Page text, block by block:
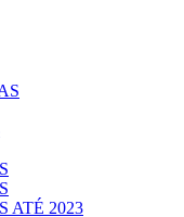
ATÉ 2023